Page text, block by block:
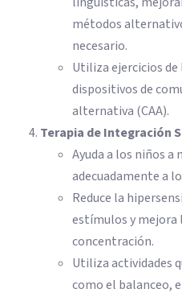
métodos
necesario.
Utiliza ejercicios
dispositivos de
alternativa (CAA).
Terapia de Integración
Ayuda a los niños a
adecuadamente a
Reduce la
estímulos y mejora
concentración.
Utiliza actividades
como el balanceo,